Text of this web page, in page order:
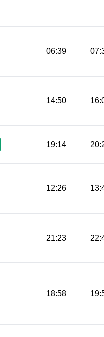
06:39
14:50
19:14
12:26
21:23
18:58